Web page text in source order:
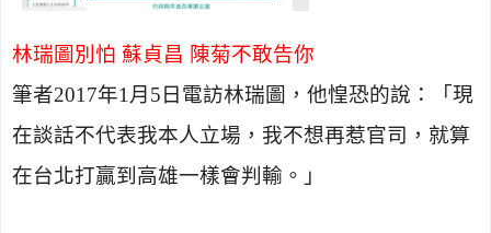
林瑞圖別怕 蘇貞昌 陳菊不敢告你
筆者2017年1 月 5日電訪林瑞圖，他惶恐的說：「現
在談話不代表我本人立場，我不想再惹官司，就算
在台北打贏到高雄一樣會判輸。」